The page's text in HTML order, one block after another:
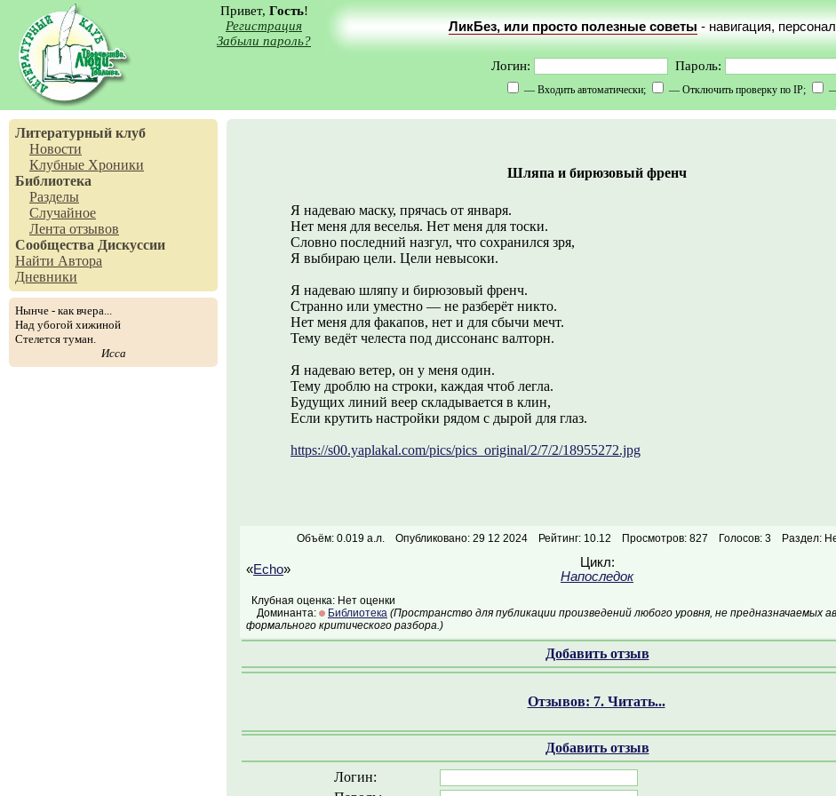
Привет, Гость!
Регистрация
Забыли пароль?
ЛикБез, или просто полезные советы - навигация,
Логин: Пароль:
— Входить автоматически; — Отключить проверку по IP;
Литературный клуб
Новости
Клубные Хроники
Библиотека
Разделы
Случайное
Лента отзывов
Сообщества Дискуссии
Найти Автора
Дневники
Нынче - как вчера...
Над убогой хижиной
Стелется туман.
Исса
Шляпа и бирюзовый френч
Я надеваю маску, прячась от января.
Нет меня для веселья. Нет меня для тоски.
Словно последний назгул, что сохранился зря,
Я выбираю цели. Цели невысоки.
Я надеваю шляпу и бирюзовый френч.
Странно или уместно — не разберёт никто.
Нет меня для факапов, нет и для сбычи мечт.
Тему ведёт челеста под диссонанс валторн.
Я надеваю ветер, он у меня один.
Тему дроблю на строки, каждая чтоб легла.
Будущих линий веер складывается в клин,
Если крутить настройки рядом с дырой для глаз.
https://s00.yaplakal.com/pics/pics_original/2/7/2/18955272.jpg
Объём: 0.019 а.л. Опубликовано: 29 12 2024 Рейтинг: 10.12 Просмотров: 827 Голосов: 3 Раздел:
«Echo»
Цикл:
Напоследок
Клубная оценка: Нет оценки
Доминанта:
Библиотека (Пространство для публикации произведений любого уровня, не предназначаемых
формального критического разбора.)
Добавить отзыв
Отзывов: 7. Читать...
Добавить отзыв
Логин: